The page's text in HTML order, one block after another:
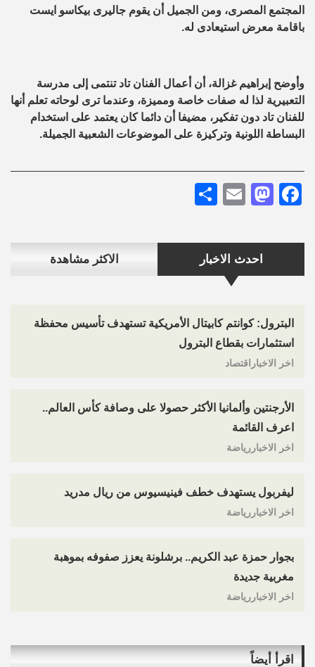
احدث الاخبار الاكثر مشاهدة
البترول: كوانتم كابيتال الأمريكية تستهدف تأسيس محفظة
استثمارات بقطاع البترول
اخر الاخباراقتصاد
الأرجنتين وألمانيا الأكثر حصولا على وصافة كأس العالم..
اعرف القائمة
اخر الاخباررياضة
ليفربول يستهدف خطف فينيسيوس من ريال مدريد
اخر الاخباررياضة
بجوار حمزة عبد الكريم.. برشلونة يعزز صفوفه بموهبة
مغربية جديدة
اخر الاخباررياضة
المجتمع المصرى، ومن الجميل أن يقوم جاليرى بيكاسو ايست
باقامة معرض استيعادى له.
وأوضح إبراهيم غزالة، أن أعمال الفنان تاد تنتمى إلى مدرسة
التعبيرية لذا له صفات خاصة ومميزة، وعندما ترى لوحاته تعلم أنها
للفنان تاد دون تفكير، مضيفا أن دائما كان يعتمد على استخدام
البساطة اللونية وتركيزة على الموضوعات الشعبية الجميلة.
Facebook
Mastodon
Email
اقرأ أيضاً